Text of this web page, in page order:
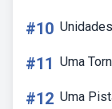
#10
#11 Uma
#12 Uma